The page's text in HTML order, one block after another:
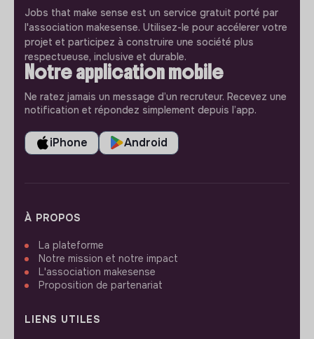
Jobs that make sense est un service gratuit porté par
l'association makesense. Utilisez-le pour accélerer votre
projet et participez à construire une société plus
respectueuse, inclusive et durable.
Notre application mobile
Ne ratez jamais un message d’un recruteur. Recevez une
notification et répondez simplement depuis l’app.
iPhone Android
À PROPOS
La plateforme
Notre mission et notre impact
L'association makesense
Proposition de partenariat
LIENS UTILES